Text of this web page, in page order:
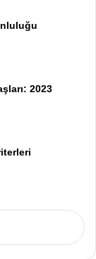
2023